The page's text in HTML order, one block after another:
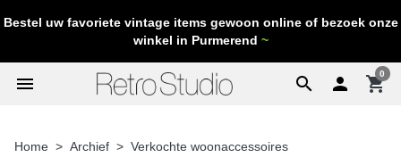
Bestel uw favoriete vintage items gewoon online of bezoek onze
winkel in Purmerend ~
search
menu  shopping_cart
0
Home Archief Verkochte woonaccessoires